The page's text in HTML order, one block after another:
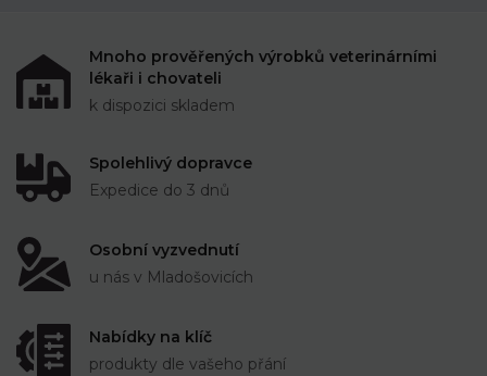
Mnoho prověřených výrobků veterinárními
lékaři i chovateli
k dispozici skladem
Spolehlivý dopravce
Expedice do 3 dnů
Osobní vyzvednutí
u nás v Mladošovicích
Nabídky na klíč
produkty dle vašeho přání